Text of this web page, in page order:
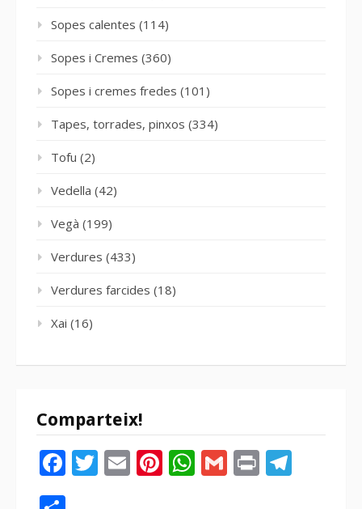
Sopes calentes (114)
Sopes i Cremes (360)
Sopes i cremes fredes (101)
Tapes, torrades, pinxos (334)
Tofu (2)
Vedella (42)
Vegà (199)
Verdures (433)
Verdures farcides (18)
Xai (16)
Comparteix!
Facebook
Twitter
EmailPinterest
WhatsApp
Gmail
Print